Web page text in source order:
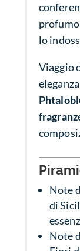
lo
Viaggio
Note
di
Note